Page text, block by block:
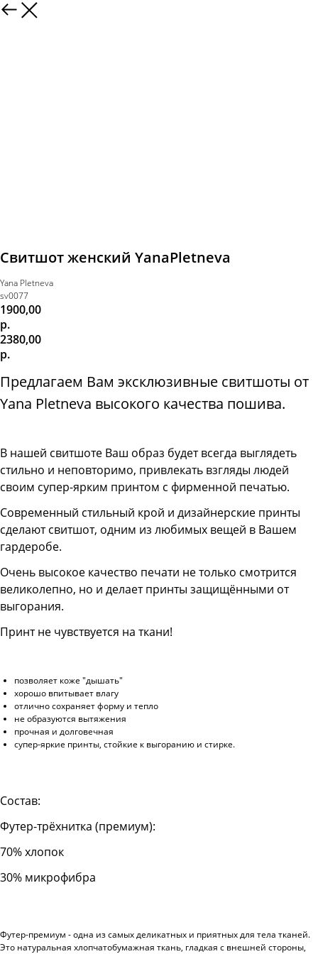
Свитшот женский YanaPletneva
Yana Pletneva
sv0077
1900,00
р.
2380,00
р.
Предлагаем Вам эксклюзивные свитшоты от
Yana Pletneva высокого качества пошива.
В нашей свитшоте Ваш образ будет всегда выглядеть
стильно и неповторимо, привлекать взгляды людей
своим супер-ярким принтом с фирменной печатью.
Современный стильный крой и дизайнерские принты
сделают свитшот, одним из любимых вещей в Вашем
гардеробе.
Очень высокое качество печати не только смотрится
великолепно, но и делает принты защищёнными от
выгорания.
Принт не чувствуется на ткани!
позволяет коже "дышать"
хорошо впитывает влагу
отлично сохраняет форму и тепло
не образуются вытяжения
прочная и долговечная
супер-яркие принты, стойкие к выгоранию и стирке.
Состав:
Футер-трёхнитка (премиум):
70% хлопок
30% микрофибра
Футер-премиум - одна из самых деликатных и приятных для тела тканей.
Это натуральная хлопчатобумажная ткань, гладкая с внешней стороны,